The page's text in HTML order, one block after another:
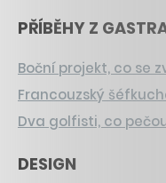
PŘÍBĚHY Z
Boční projekt, co se
Francouzský
Dva golfisti, co
DESIGN